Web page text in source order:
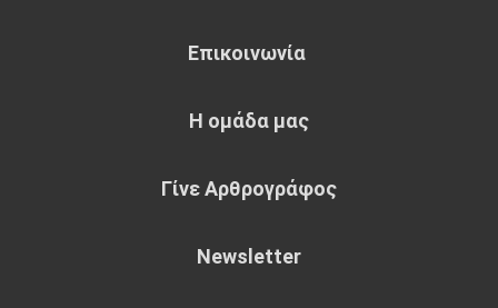
Επικοινωνία
Η ομάδα μας
Γίνε Αρθρογράφος
Newsletter